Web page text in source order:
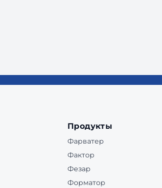
Продукты
Фарватер
Фактор
Фезар
Форматор